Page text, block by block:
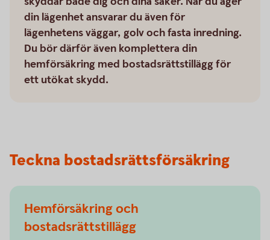
din lägenhet ansvarar du även för
lägenhetens väggar, golv och fasta inredning.
Du bör därför även komplettera din
hemförsäkring med bostadsrättstillägg för
ett utökat skydd.
Teckna bostadsrättsförsäkring
Hemförsäkring och
bostadsrättstillägg